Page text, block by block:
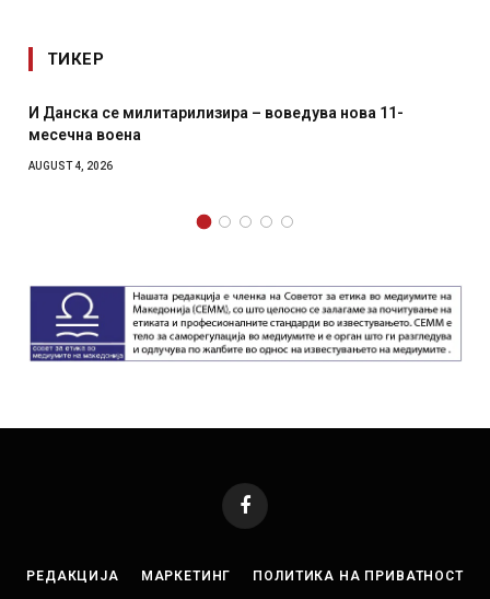
ТИКЕР
И Данска се милитарилизира – воведува нова 11-
месечна воена
AUGUST 4, 2026
Facebook
РЕДАКЦИЈА МАРКЕТИНГ ПОЛИТИКА НА ПРИВАТНОСТ